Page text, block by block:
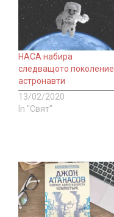
НАСА набира
следващото поколение
астронавти
13/02/2020
In "Свят"